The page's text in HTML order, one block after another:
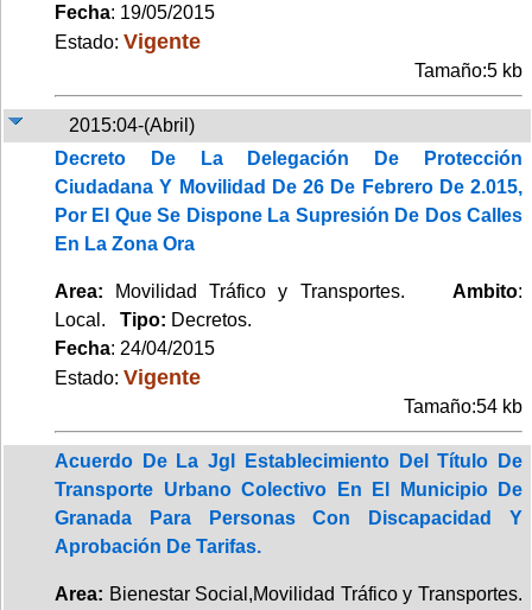
Fecha: 19/05/2015
Estado: Vigente
Tamaño:5 kb
2015:04-(Abril)
Decreto De La Delegación De Protección
Ciudadana Y Movilidad De 26 De Febrero De 2.015,
Por El Que Se Dispone La Supresión De Dos Calles
En La Zona Ora
Area: Movilidad Tráfico y Transportes. Ambito:
Local. Tipo: Decretos.
Fecha: 24/04/2015
Estado: Vigente
Tamaño:54 kb
Acuerdo De La Jgl Establecimiento Del Título De
Transporte Urbano Colectivo En El Municipio De
Granada Para Personas Con Discapacidad Y
Aprobación De Tarifas.
Area: Bienestar Social,Movilidad Tráfico y Transportes.